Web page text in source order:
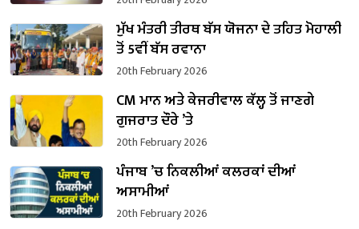
ਮੁੱਖ ਮੰਤਰੀ ਤੀਰਥ ਬੱਸ ਯੋਜਨਾ ਦੇ ਤਹਿਤ ਮੋਹਾਲੀ
ਤੋਂ 5ਵੀਂ ਬੱਸ ਰਵਾਨਾ
20th February 2026
CM ਮਾਨ ਅਤੇ ਕੇਜਰੀਵਾਲ ਕੱਲ੍ਹ ਤੋਂ ਜਾਣਗੇ
ਗੁਜਰਾਤ ਦੌਰੇ ’ਤੇ
20th February 2026
ਪੰਜਾਬ ’ਚ ਨਿਕਲੀਆਂ ਕਲਰਕਾਂ ਦੀਆਂ
ਅਸਾਮੀਆਂ
20th February 2026